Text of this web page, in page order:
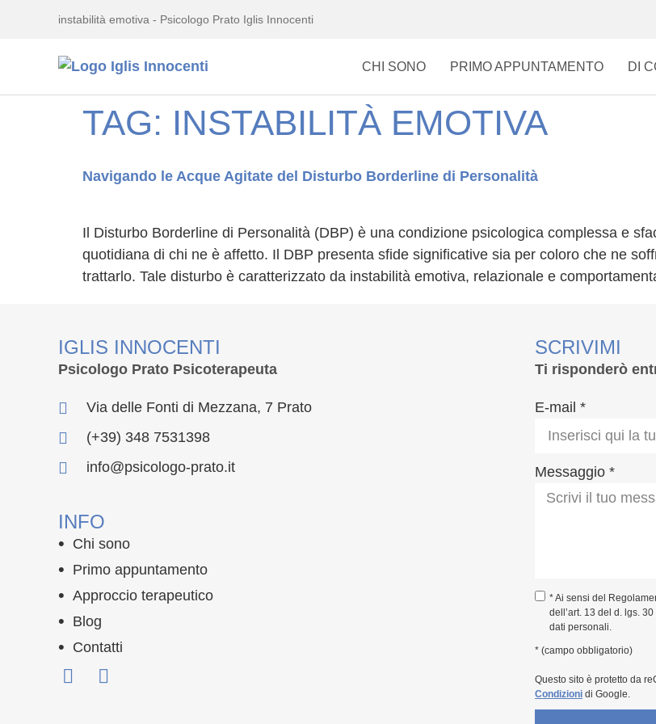
instabilità emotiva - Psicologo Prato Iglis Innocenti
CHI SONO PRIMO APPUNTAMENTO DI
TAG: INSTABILITÀ EMOTIVA
Navigando le Acque Agitate del Disturbo Borderline di Personalità
Il Disturbo Borderline di Personalità (DBP) è una condizione psicologica complessa e
quotidiana di chi ne è affetto. Il DBP presenta sfide significative sia per coloro che ne
trattarlo. Tale disturbo è caratterizzato da instabilità emotiva, relazionale e
IGLIS INNOCENTI
Psicologo Prato Psicoterapeuta
Via delle Fonti di Mezzana, 7 Prato
(+39) 348 7531398
info@psicologo-prato.it
INFO
Chi sono
Primo appuntamento
Approccio terapeutico
Blog
Contatti
SCRIVIMI
Ti risponderò
E-mail *
Messaggio *
* Ai sensi del
dell’art. 13 del d. lgs.
dati personali.
* (campo obbligatorio)
Questo sito è protetto da
Condizioni di Google.